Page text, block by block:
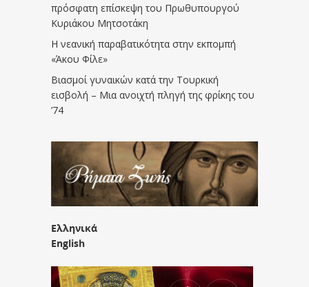
πρόσφατη επίσκεψη του Πρωθυπουργού
Κυριάκου Μητσοτάκη
Η νεανική παραβατικότητα στην εκπομπή
«Άκου Φίλε»
Βιασμοί γυναικών κατά την Τουρκική
εισβολή – Μια ανοιχτή πληγή της φρίκης του
’74
Ελληνικά
English